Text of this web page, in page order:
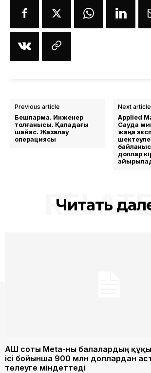
Previous article
Бешпармақ. Инженер
толғанысы. Қалқадағы
шайқас. Жазалау
операциясы
Next article
Applied
Сауда
жаңа
доллар
Читать
АҚШ соты Meta-ны балалардың
ісі бойынша 900 млн доллардан
төлеуге міндеттеді